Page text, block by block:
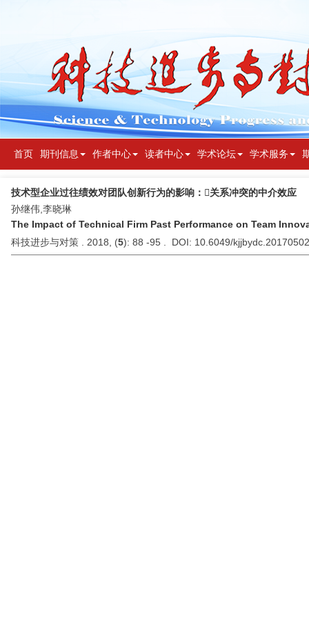
首页 期刊信息 作者中心 读者中心 学术论坛 学术服务
技术型企业过往绩效对团队创新行为的影响：关系冲突的中介效应
孙继伟,李晓琳
The Impact of Technical Firm Past Performance on Team
科技进步与对策 . 2018, (5): 88 -95 . DOI: 10.6049/